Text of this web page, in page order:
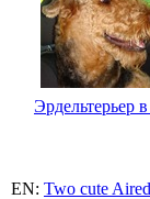
Эрдельтерьер
EN: Two cute